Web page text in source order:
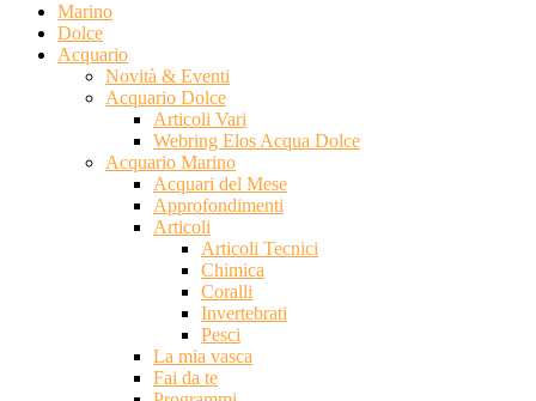
Marino
Dolce
Acquario
Novità & Eventi
Acquario Dolce
Articoli Vari
Webring Elos Acqua Dolce
Acquario Marino
Acquari del Mese
Approfondimenti
Articoli
Articoli Tecnici
Chimica
Coralli
Invertebrati
Pesci
La mia vasca
Fai da te